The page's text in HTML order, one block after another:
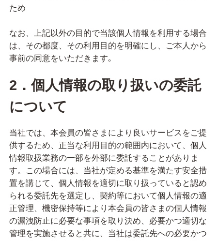
ため
なお、上記以外の目的で当該個人情報を利用する場合
は、その都度、その利用目的を明確にし、ご本人から
事前の同意をいただきます｡
2．個人情報の取り扱いの委託
について
当社では、本会員の皆さまにより良いサービスをご提
供するため、正当な利用目的の範囲内において、個人
情報取扱業務の一部を外部に委託することがありま
す。この場合には、当社が定める基準を満たす安全措
置を講じて、個人情報を適切に取り扱っていると認め
られる委託先を選定し、契約等において個人情報の適
正管理、機密保持等により本会員の皆さまの個人情報
の漏洩防止に必要な事項を取り決め、必要かつ適切な
管理を実施させると共に、当社は委託先への必要かつ